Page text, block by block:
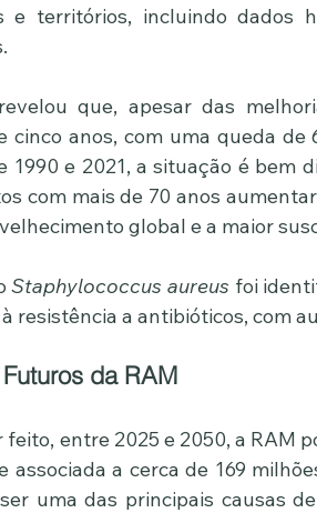
e territórios, incluindo dados
que, apesar das
cinco anos, com uma queda
1990 e 2021, a situação é bem
com mais de 70 anos
global e a maior
Staphylococcus aureus foi
resistência a antibióticos, com
da RAM
feito, entre 2025 e 2050, a RAM
associada a cerca de 169
uma das principais causas